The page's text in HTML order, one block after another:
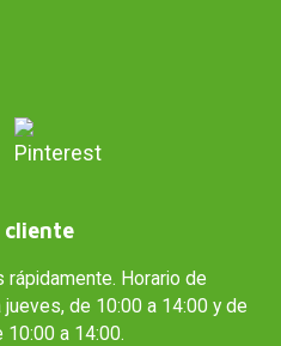
Horario de
de 10:00 a 14:00 y de
10:00 a 14:00.